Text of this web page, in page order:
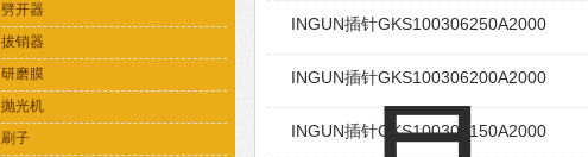
劈开器
拔销器
研磨膜
抛光机
刷子
INGUN插针GKS100306250A2000
INGUN插针GKS100306200A2000
INGUN插针GKS100306150A2000